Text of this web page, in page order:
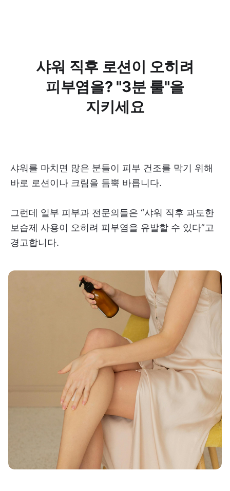
샤워 직후 로션이 오히려
피부염을? "3분 룰"을
지키세요
샤워를 마치면 많은 분들이 피부 건조를 막기 위해
바로 로션이나 크림을 듬뿍 바릅니다.
그런데 일부 피부과 전문의들은 “샤워 직후 과도한
보습제 사용이 오히려 피부염을 유발할 수 있다”고
경고합니다.